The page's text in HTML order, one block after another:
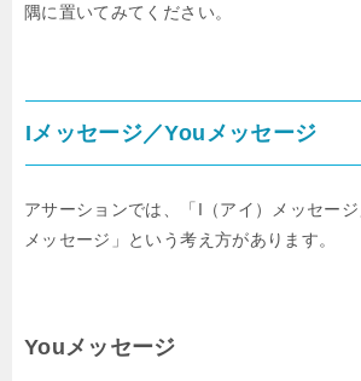
隅に置いてみてください。
Iメッセージ／Youメッセージ
アサーションでは、「I（アイ）メッセージ
メッセージ」という考え方があります。
Youメッセージ